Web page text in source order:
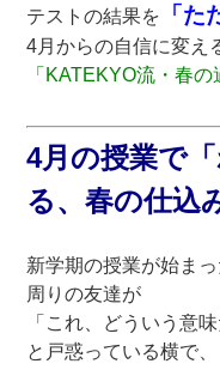
テストの結果を 「た
4月からの自信に変え
「KATEKYO流・春の
4月の授業で
る、春の仕込
新学期の授業が始まっ
周りの友達が
「これ、どういう意味
と戸惑っている横で、